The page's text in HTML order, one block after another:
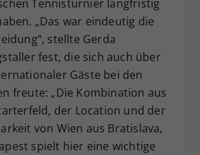
Tennisturnier langfristig
„Das war eindeutig die
stellte Gerda
fest, die sich auch über
Gäste bei den
freute: „Die Kombination aus
der Location und der
von Wien aus Bratislava,
spielt hier eine wichtige